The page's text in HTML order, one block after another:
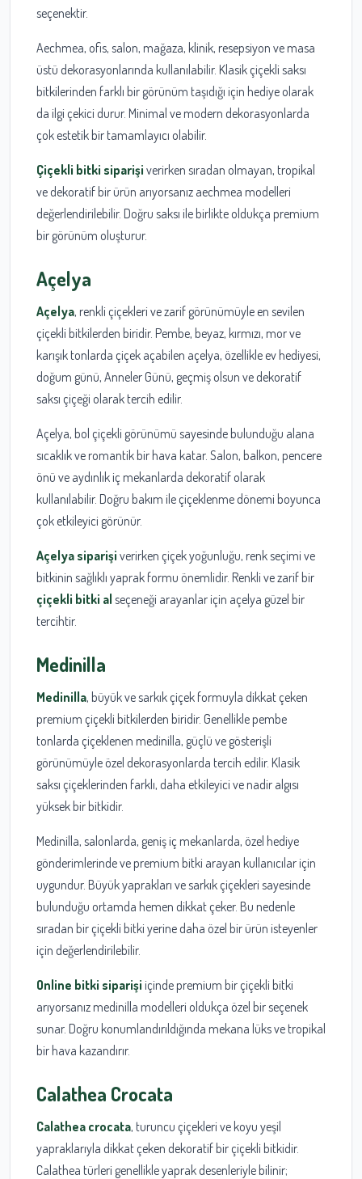
seçenektir.
Aechmea, ofis, salon, mağaza, klinik, resepsiyon ve masa
üstü dekorasyonlarında kullanılabilir. Klasik çiçekli saksı
bitkilerinden farklı bir görünüm taşıdığı için hediye olarak
da ilgi çekici durur. Minimal ve modern dekorasyonlarda
çok estetik bir tamamlayıcı olabilir.
Çiçekli bitki siparişi verirken sıradan olmayan, tropikal
ve dekoratif bir ürün arıyorsanız aechmea modelleri
değerlendirilebilir. Doğru saksı ile birlikte oldukça premium
bir görünüm oluşturur.
Açelya
Açelya, renkli çiçekleri ve zarif görünümüyle en sevilen
çiçekli bitkilerden biridir. Pembe, beyaz, kırmızı, mor ve
karışık tonlarda çiçek açabilen açelya, özellikle ev hediyesi,
doğum günü, Anneler Günü, geçmiş olsun ve dekoratif
saksı çiçeği olarak tercih edilir.
Açelya, bol çiçekli görünümü sayesinde bulunduğu alana
sıcaklık ve romantik bir hava katar. Salon, balkon, pencere
önü ve aydınlık iç mekanlarda dekoratif olarak
kullanılabilir. Doğru bakım ile çiçeklenme dönemi boyunca
çok etkileyici görünür.
Açelya siparişi verirken çiçek yoğunluğu, renk seçimi ve
bitkinin sağlıklı yaprak formu önemlidir. Renkli ve zarif bir
çiçekli bitki al seçeneği arayanlar için açelya güzel bir
tercihtir.
Medinilla
Medinilla, büyük ve sarkık çiçek formuyla dikkat çeken
premium çiçekli bitkilerden biridir. Genellikle pembe
tonlarda çiçeklenen medinilla, güçlü ve gösterişli
görünümüyle özel dekorasyonlarda tercih edilir. Klasik
saksı çiçeklerinden farklı, daha etkileyici ve nadir algısı
yüksek bir bitkidir.
Medinilla, salonlarda, geniş iç mekanlarda, özel hediye
gönderimlerinde ve premium bitki arayan kullanıcılar için
uygundur. Büyük yaprakları ve sarkık çiçekleri sayesinde
bulunduğu ortamda hemen dikkat çeker. Bu nedenle
sıradan bir çiçekli bitki yerine daha özel bir ürün isteyenler
için değerlendirilebilir.
Online bitki siparişi içinde premium bir çiçekli bitki
arıyorsanız medinilla modelleri oldukça özel bir seçenek
sunar. Doğru konumlandırıldığında mekana lüks ve tropikal
bir hava kazandırır.
Calathea Crocata
Calathea crocata, turuncu çiçekleri ve koyu yeşil
yapraklarıyla dikkat çeken dekoratif bir çiçekli bitkidir.
Calathea türleri genellikle yaprak desenleriyle bilinir;